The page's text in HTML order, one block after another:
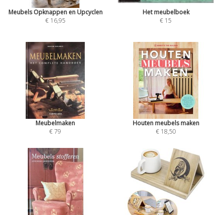
Meubels Opknappen en Upcyclen
€ 16,95
Het meubelboek
€ 15
Meubelmaken
€ 79
Houten meubels maken
€ 18,50